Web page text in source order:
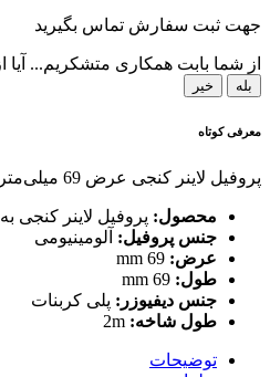
جهت ثبت سفارش تماس بگیرید
از شما بابت همکاری متشکریم...
بله خیر
معرفی کوتاه
پروفیل لاینر کنجی عرض 69 میلی‌متری کد 5
محصول: پروفیل لاینر کنجی
جنس پروفیل: آلومینیومی
عرض:
طول:
جنس دیفیوزر: پلی کربنات
طول شاخه:
توضیحات